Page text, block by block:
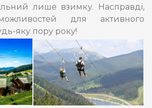
лише взимку. Насправді,
для активного
яку пору року!